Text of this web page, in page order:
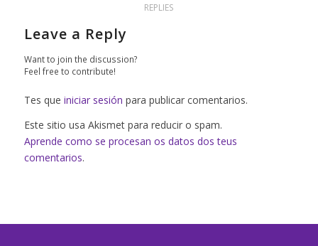
REPLIES
Leave a Reply
Want to join the discussion?
Feel free to contribute!
Tes que iniciar sesión para publicar comentarios.
Este sitio usa Akismet para reducir o spam.
Aprende como se procesan os datos dos teus
comentarios.